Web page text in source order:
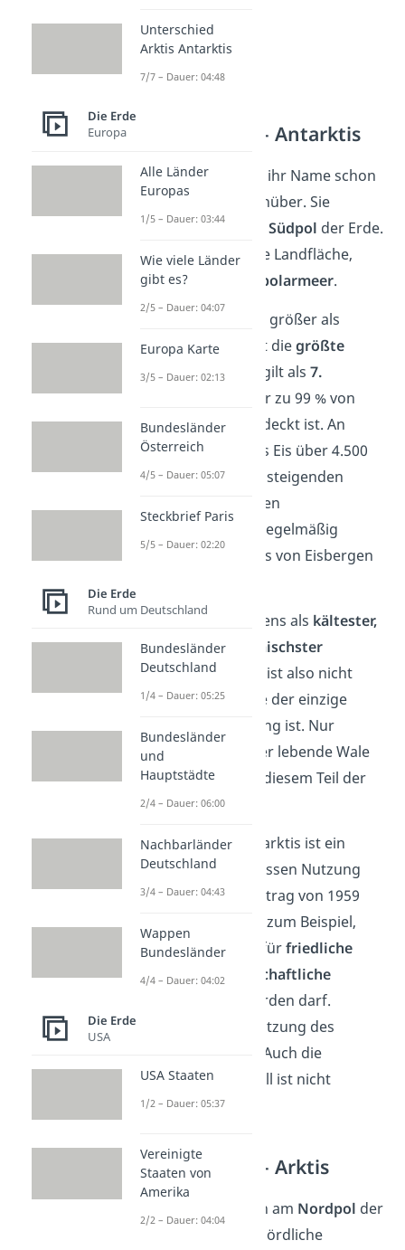
Polare Eiswüste – Antarktis
Antarktisliegt, wie ihr Name schon
verrät, der Arktis gegenüber. Sie
bedeckt den gesamtenSüdpol der Erde.
Dazu zählt nicht nur die Landfläche,
sondern auch das
Südpolarmeer.
Die Antarktis ist 40-mal größer als
Deutschland und somit diegrößte
Eiswüsteder Welt. Sie gilt als7.
Kontinent
der Erde, der zu 99 % von
dicken Eisschichten bedeckt ist. An
manchen Stellen ist das Eis über 4.500
Meter dick. Wegen der steigenden
Temperaturen durch den
Klimawandel brechen regelmäßig
Gletscher und Schleifeis von Eisbergen
Die Antarktis gilt übrigens als kältester,
trockenster und stürmischster
Kontinentder Erde. Es ist also nicht
verwunderlich, dass sie der einzige
Erdteil ohne Bevölkerung ist. Nur
Pinguine und im Wasser lebende Wale
und Robben leben auf diesem Teil der
Erde.
Gut zu wissen!Die Antarktis ist ein
staatsfreies Gebiet
, dessen Nutzung
durch den Antarktisvertrag von 1959
geregelt ist. Dort steht zum Beispiel,
dass die Antarktis nur fürfriedliche
Zwecke
sowiewissenschaftliche
genutzt werden darf.
Jegliche militärische Nutzung des
Gebietes ist verboten! Auch die
Lagerung von Atommüll ist nicht
gestattet.
Polare Eiswüste – Arktis
befindet sich am Nordpol der
Erde und umfasst die nördliche
Unterschied
Arktis Antarktis
7/7 – Dauer: 04:48
Die Erde
Europa
Alle Länder
Europas
1/5 – Dauer: 03:44
Wie viele Länder
gibt es?
2/5 – Dauer: 04:07
Europa Karte
3/5 – Dauer: 02:13
Bundesländer
Österreich
4/5 – Dauer: 05:07
Steckbrief Paris
5/5 – Dauer: 02:20
Die Erde
Rund um Deutschland
Bundesländer
Deutschland
1/4 – Dauer: 05:25
Bundesländer
und
Hauptstädte
2/4 – Dauer: 06:00
Nachbarländer
Deutschland
3/4 – Dauer: 04:43
Wappen
Bundesländer
4/4 – Dauer: 04:02
Die Erde
USA
USA Staaten
1/2 – Dauer: 05:37
Vereinigte
Staaten von
Amerika
2/2 – Dauer: 04:04